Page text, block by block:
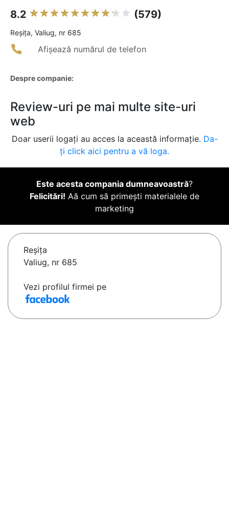
8.2 (579)
Reşiţa, Valiug, nr 685
Afișează numărul de telefon
Despre companie:
Review-uri pe mai multe site-uri
web
Doar userii logați au acces la această informație. Da-
ți click aici pentru a vă loga.
Este acesta compania dumneavoastră?
Felicitări! Aă cum să primești materialele de
marketing
Reşiţa
Valiug, nr 685
Vezi profilul firmei pe